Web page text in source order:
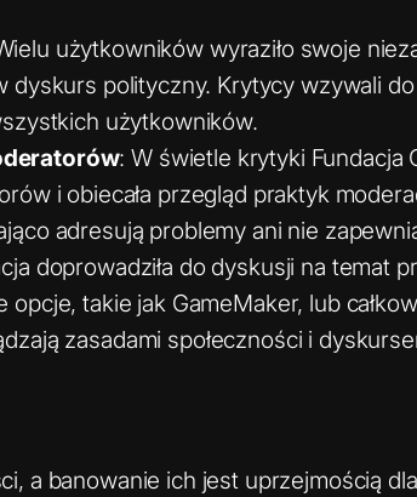
użytkowników wyraziło swoje
dyskurs polityczny. Krytycy wzywali
użytkowników.
: W świetle krytyki Fundacja
i obiecała przegląd praktyk
adresują problemy ani nie
doprowadziła do dyskusji na temat
takie jak GameMaker, lub
zasadami społeczności i
a banowanie ich jest uprzejmością